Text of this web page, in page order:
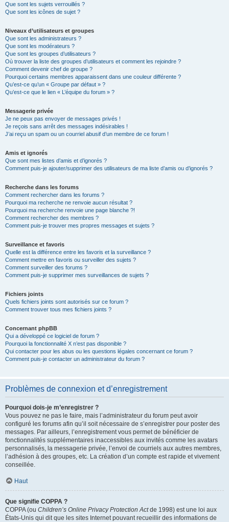
Que sont les sujets verrouillés ?
Que sont les icônes de sujet ?
Niveaux d’utilisateurs et groupes
Que sont les administrateurs ?
Que sont les modérateurs ?
Que sont les groupes d’utilisateurs ?
Où trouver la liste des groupes d’utilisateurs et comment les rejoindre ?
Comment devenir chef de groupe ?
Pourquoi certains membres apparaissent dans une couleur différente ?
Qu’est-ce qu’un « Groupe par défaut » ?
Qu’est-ce que le lien « L’équipe du forum » ?
Messagerie privée
Je ne peux pas envoyer de messages privés !
Je reçois sans arrêt des messages indésirables !
J’ai reçu un spam ou un courriel abusif d’un membre de ce forum !
Amis et ignorés
Que sont mes listes d’amis et d’ignorés ?
Comment puis-je ajouter/supprimer des utilisateurs de ma liste d’amis ou d’ignorés ?
Recherche dans les forums
Comment rechercher dans les forums ?
Pourquoi ma recherche ne renvoie aucun résultat ?
Pourquoi ma recherche renvoie une page blanche ?!
Comment rechercher des membres ?
Comment puis-je trouver mes propres messages et sujets ?
Surveillance et favoris
Quelle est la différence entre les favoris et la surveillance ?
Comment mettre en favoris ou surveiller des sujets ?
Comment surveiller des forums ?
Comment puis-je supprimer mes surveillances de sujets ?
Fichiers joints
Quels fichiers joints sont autorisés sur ce forum ?
Comment trouver tous mes fichiers joints ?
Concernant phpBB
Qui a développé ce logiciel de forum ?
Pourquoi la fonctionnalité X n’est pas disponible ?
Qui contacter pour les abus ou les questions légales concernant ce forum ?
Comment puis-je contacter un administrateur du forum ?
Problèmes de connexion et d’enregistrement
Pourquoi dois-je m’enregistrer ?
Vous pouvez ne pas le faire, mais l’administrateur du forum peut avoir
configuré les forums afin qu’il soit nécessaire de s’enregistrer pour poster des
messages. Par ailleurs, l’enregistrement vous permet de bénéficier de
fonctionnalités supplémentaires inaccessibles aux invités comme les avatars
personnalisés, la messagerie privée, l’envoi de courriels aux autres membres,
l’adhésion à des groupes, etc. La création d’un compte est rapide et vivement
conseillée.
Haut
Que signifie COPPA ?
COPPA (ou Children’s Online Privacy Protection Actde 1998) est une loi aux
États-Unis qui dit que les sites Internet pouvant recueillir des informations de